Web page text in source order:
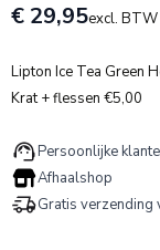
€ 29,95excl. BTW
Lipton Ice Tea Green
Krat + flessen €5,00
Persoonlijke
Afhaalshop
Gratis verzending